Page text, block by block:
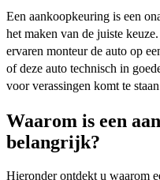
Een aankoopkeuring is een
het maken van de juiste
ervaren monteur de auto op
of deze auto technisch in
voor verassingen komt te
Waarom is een
belangrijk?
Hieronder ontdekt u waarom